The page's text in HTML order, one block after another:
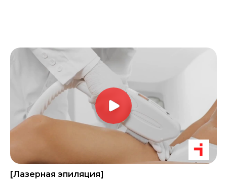
[Лазерная эпиляция]